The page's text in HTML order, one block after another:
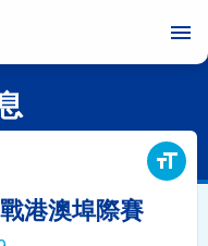
menu
format_size
港澳埠際賽